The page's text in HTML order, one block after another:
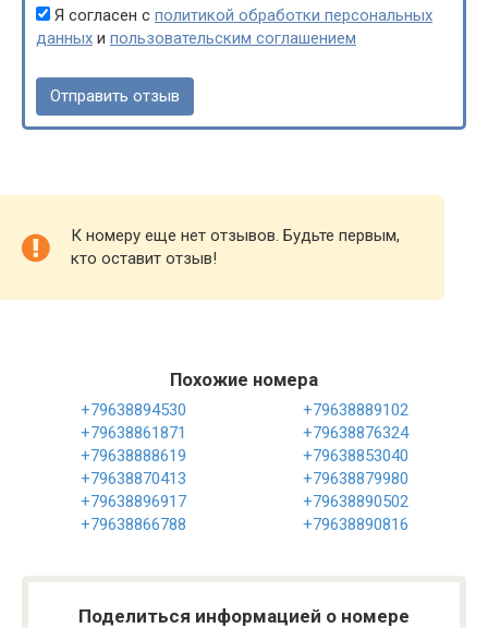
Я согласен с политикой обработки персональных
данных и пользовательским соглашением
К номеру еще нет отзывов. Будьте первым,
кто оставит отзыв!
Похожие номера
+79638894530
+79638889102
+79638861871
+79638876324
+79638888619
+79638853040
+79638870413
+79638879980
+79638896917
+79638890502
+79638866788
+79638890816
Поделиться информацией о номере